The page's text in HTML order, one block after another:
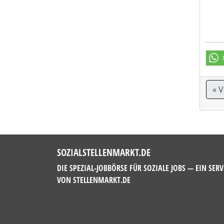
«
SOZIALSTELLENMARKT.DE
DIE SPEZIAL-JOBBÖRSE FÜR SOZIALE JOBS — EIN
VON STELLENMARKT.DE